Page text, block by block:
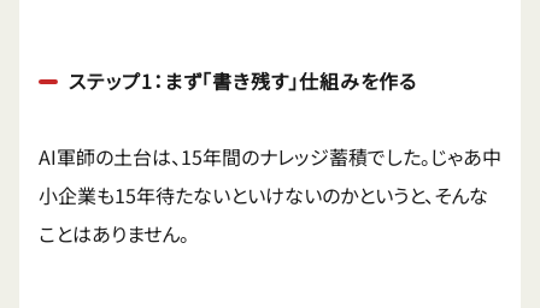
ステップ1：まず「書き残す」仕組みを作る
AI軍師の土台は、15年間のナレッジ蓄積でした。じゃあ中
小企業も15年待たないといけないのかというと、そんな
ことはありません。